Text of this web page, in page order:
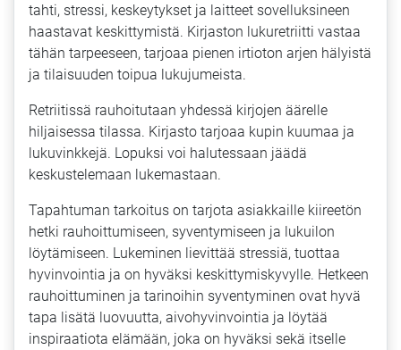
tahti, stressi, keskeytykset ja laitteet sovelluksineen
haastavat keskittymistä. Kirjaston lukuretriitti vastaa
tähän tarpeeseen, tarjoaa pienen irtioton arjen hälyistä
ja tilaisuuden toipua lukujumeista.
Retriitissä rauhoitutaan yhdessä kirjojen äärelle
hiljaisessa tilassa. Kirjasto tarjoaa kupin kuumaa ja
lukuvinkkejä. Lopuksi voi halutessaan jäädä
keskustelemaan lukemastaan.
Tapahtuman tarkoitus on tarjota asiakkaille kiireetön
hetki rauhoittumiseen, syventymiseen ja lukuilon
löytämiseen. Lukeminen lievittää stressiä, tuottaa
hyvinvointia ja on hyväksi keskittymiskyvylle. Hetkeen
rauhoittuminen ja tarinoihin syventyminen ovat hyvä
tapa lisätä luovuutta, aivohyvinvointia ja löytää
inspiraatiota elämään, joka on hyväksi sekä itselle